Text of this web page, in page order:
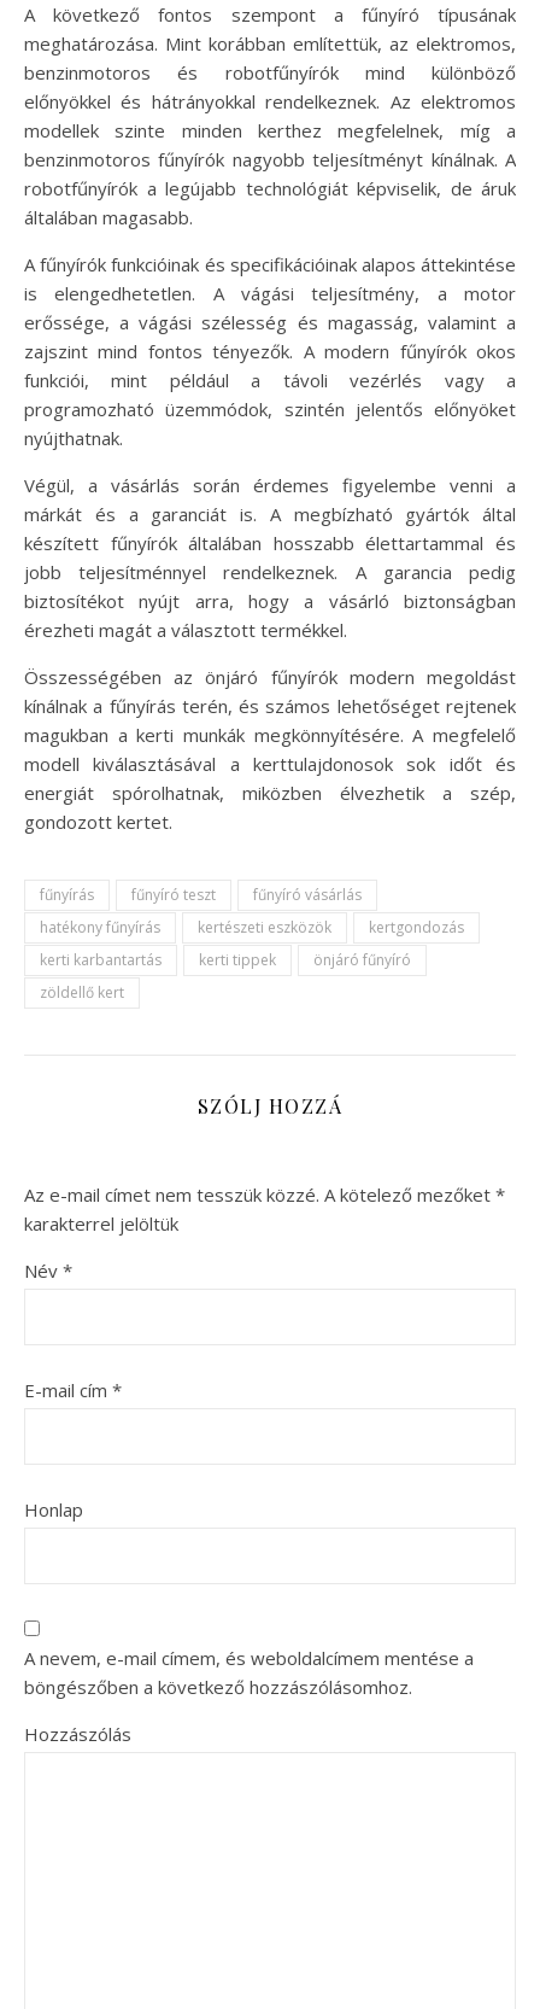
A következő fontos szempont a fűnyíró típusának
meghatározása. Mint korábban említettük, az elektromos,
benzinmotoros és robotfűnyírók mind különböző
előnyökkel és hátrányokkal rendelkeznek. Az elektromos
modellek szinte minden kerthez megfelelnek, míg a
benzinmotoros fűnyírók nagyobb teljesítményt kínálnak. A
robotfűnyírók a legújabb technológiát képviselik, de áruk
általában magasabb.
A fűnyírók funkcióinak és specifikációinak alapos áttekintése
is elengedhetetlen. A vágási teljesítmény, a motor
erőssége, a vágási szélesség és magasság, valamint a
zajszint mind fontos tényezők. A modern fűnyírók okos
funkciói, mint például a távoli vezérlés vagy a
programozható üzemmódok, szintén jelentős előnyöket
nyújthatnak.
Végül, a vásárlás során érdemes figyelembe venni a
márkát és a garanciát is. A megbízható gyártók által
készített fűnyírók általában hosszabb élettartammal és
jobb teljesítménnyel rendelkeznek. A garancia pedig
biztosítékot nyújt arra, hogy a vásárló biztonságban
érezheti magát a választott termékkel.
Összességében az önjáró fűnyírók modern megoldást
kínálnak a fűnyírás terén, és számos lehetőséget rejtenek
magukban a kerti munkák megkönnyítésére. A megfelelő
modell kiválasztásával a kerttulajdonosok sok időt és
energiát spórolhatnak, miközben élvezhetik a szép,
gondozott kertet.
fűnyírás fűnyíró teszt
fűnyíró vásárlás
hatékony fűnyírás
kertészeti eszközök
kertgondozás
kerti karbantartás
kerti tippek
önjáró fűnyíró
zöldellő kert
SZÓLJ HOZZÁ
Az e-mail címet nem tesszük közzé. A kötelező mezőket *
karakterrel jelöltük
Név *
E-mail cím *
Honlap
A nevem, e-mail címem, és weboldalcímem mentése a
böngészőben a következő hozzászólásomhoz.
Hozzászólás